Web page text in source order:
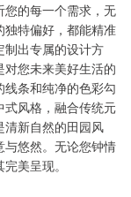
的每一个需求，无
特偏好，都能精准
制出专属的设计方
您未来美好生活的
条和纯净的色彩勾
风格，融合传统元
清新自然的田园风
悠然。无论您钟情
美呈现。